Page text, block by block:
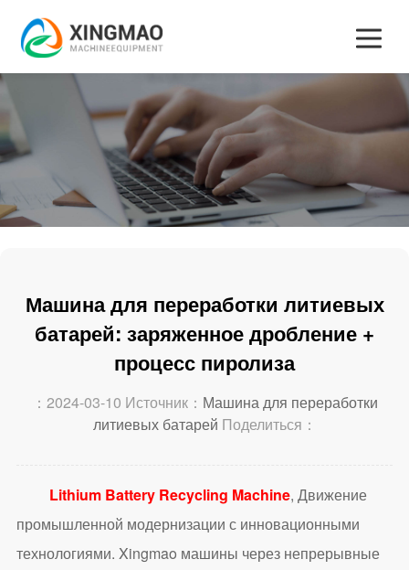
Машина для переработки литиевых
батарей: заряженное дробление +
процесс пиролиза
：2024-03-10 Источник： Машина для переработки
литиевых батарей Поделиться：
Lithium Battery Recycling Machine, Движение
промышленной модернизации с инновационными
технологиями. Xingmao машины через непрерывные